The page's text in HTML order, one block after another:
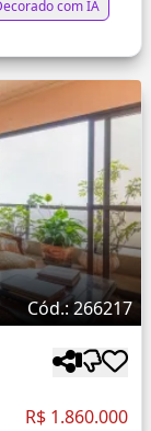
com IA
Cód.: 266217
R$ 1.860.000